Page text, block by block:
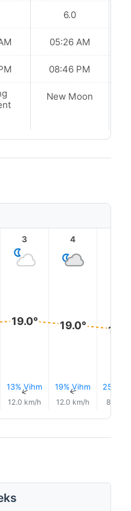
6.0
05:26 AM
08:46 PM
New Moon
3
19.0°
13% Vihm
↑
12.0 km/h
4
19.0°
19% Vihm
↑
12.0 km/h
19.0°
25%
8.0 km/h